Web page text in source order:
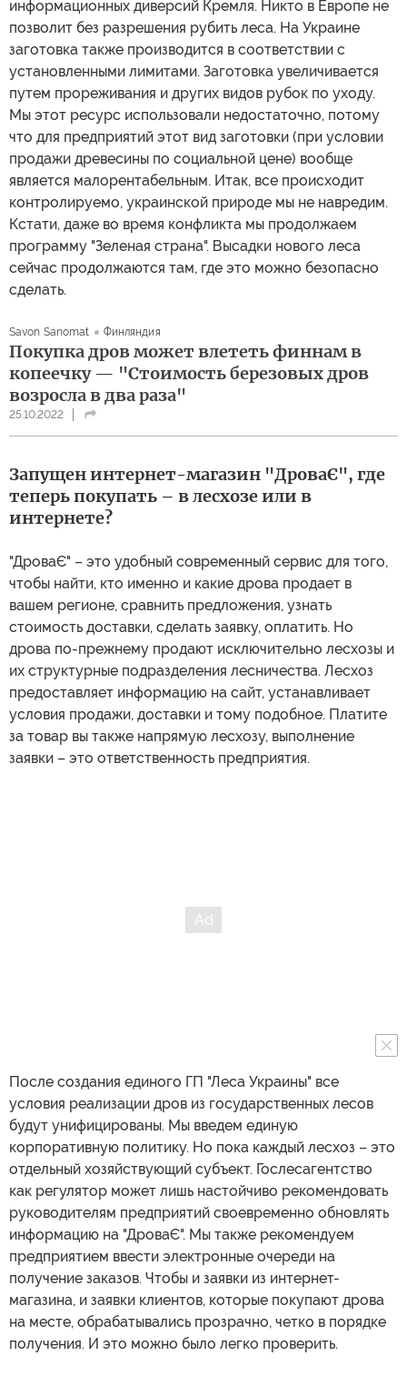
информационных диверсий Кремля. Никто в Европе не
позволит без разрешения рубить леса. На Украине
заготовка также производится в соответствии с
установленными лимитами. Заготовка увеличивается
путем прореживания и других видов рубок по уходу.
Мы этот ресурс использовали недостаточно, потому
что для предприятий этот вид заготовки (при условии
продажи древесины по социальной цене) вообще
является малорентабельным. Итак, все происходит
контролируемо, украинской природе мы не навредим.
Кстати, даже во время конфликта мы продолжаем
программу "Зеленая страна". Высадки нового леса
сейчас продолжаются там, где это можно безопасно
сделать.
Savon Sanomat Финляндия
Покупка дров может влететь финнам в
копеечку — "Стоимость березовых дров
возросла в два раза"
25.10.2022
Запущен интернет-магазин "ДроваЄ", где
теперь покупать – в лесхозе или в
интернете?
"ДроваЄ" – это удобный современный сервис для того,
чтобы найти, кто именно и какие дрова продает в
вашем регионе, сравнить предложения, узнать
стоимость доставки, сделать заявку, оплатить. Но
дрова по-прежнему продают исключительно лесхозы и
их структурные подразделения лесничества. Лесхоз
предоставляет информацию на сайт, устанавливает
условия продажи, доставки и тому подобное. Платите
за товар вы также напрямую лесхозу, выполнение
заявки – это ответственность предприятия.
После создания единого ГП "Леса Украины" все
условия реализации дров из государственных лесов
будут унифицированы. Мы введем единую
корпоративную политику. Но пока каждый лесхоз – это
отдельный хозяйствующий субъект. Гослесагентство
как регулятор может лишь настойчиво рекомендовать
руководителям предприятий своевременно обновлять
информацию на "ДроваЄ". Мы также рекомендуем
предприятием ввести электронные очереди на
получение заказов. Чтобы и заявки из интернет-
магазина, и заявки клиентов, которые покупают дрова
на месте, обрабатывались прозрачно, четко в порядке
получения. И это можно было легко проверить.